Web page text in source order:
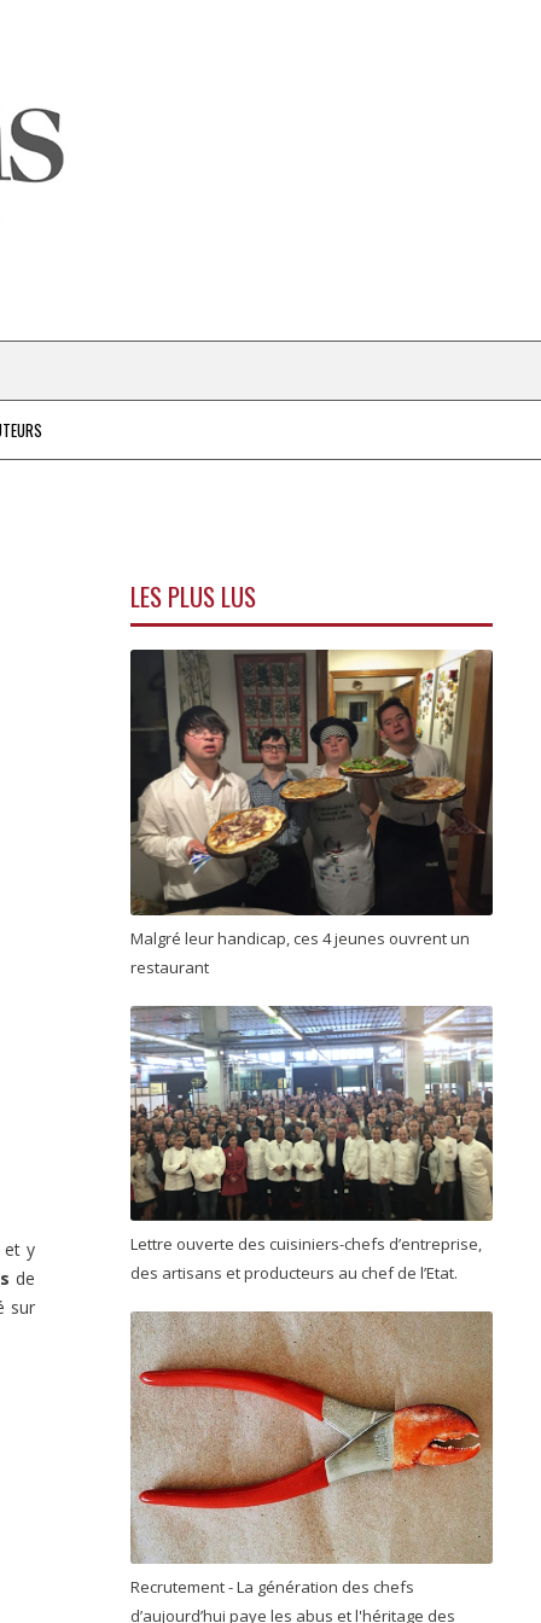
et y
de
sur
LES PLUS LUS
Malgré leur handicap, ces 4 jeunes ouvrent un
restaurant
Lettre ouverte des cuisiniers-chefs d’entreprise,
des artisans et producteurs au chef de l’Etat.
Recrutement - La génération des chefs
d’aujourd’hui paye les abus et l'héritage des